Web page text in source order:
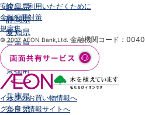
岐阜県
静岡県
愛知県
三重県
滋賀県
京都府
大阪府
兵庫県
奈良県
安全にご利用いただくために
金融犯罪対策
規定集
© 2007 AEON Bank,Ltd. 金融機関コード：0040
イオンのお買い物情報へ
グループ情報サイトへ